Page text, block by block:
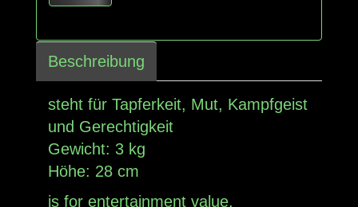
Beschreibung
steht für Tapferkeit, Mut, Kampfgeist
und Gerechtigkeit
Gewicht: 3 kg
Höhe: 28 cm
is for entertainment value,